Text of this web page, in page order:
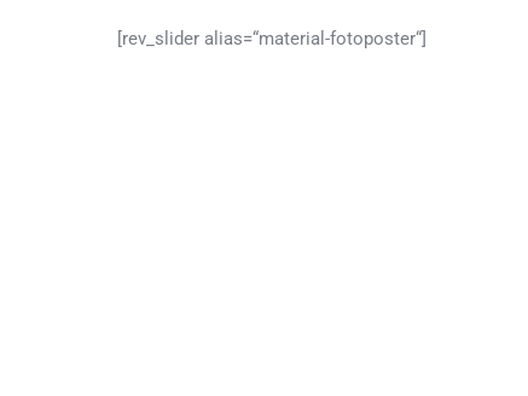
[rev_slider alias=“material-fotoposter“]